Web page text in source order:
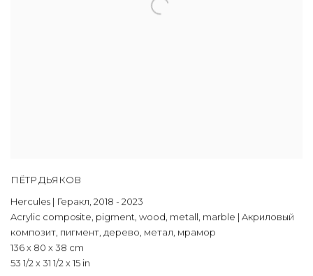
ПЁТР ДЬЯКОВ
Hercules | Геракл, 2018 - 2023
Acrylic composite, pigment, wood, metall, marble | Aкриловый
композит, пигмент, дерево, метал, мрамор
136 x 80 x 38 cm
53 1/2 x 31 1/2 x 15 in